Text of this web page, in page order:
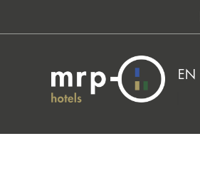
EN